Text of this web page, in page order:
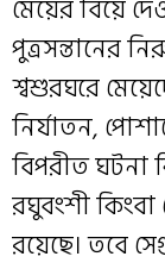
মেয়ের বিয়ে
পুত্রসন্তানের
শ্বশুরঘরে
নির্যাতন,
বিপরীত
রঘুবংশী
রয়েছে। তবে